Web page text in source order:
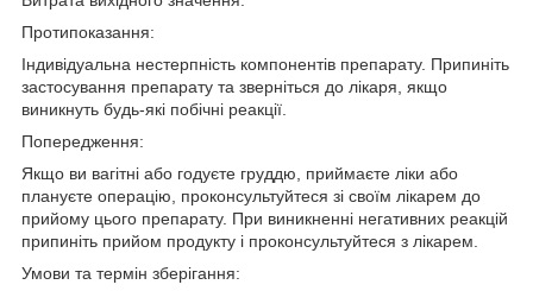
Протипоказання:
Індивідуальна нестерпність компонентів препарату. Припиніть
застосування препарату та зверніться до лікаря, якщо
виникнуть будь-які побічні реакції.
Попередження:
Якщо ви вагітні або годуєте груддю, приймаєте ліки або
плануєте операцію, проконсультуйтеся зі своїм лікарем до
прийому цього препарату. При виникненні негативних реакцій
припиніть прийом продукту і проконсультуйтеся з лікарем.
Умови та термін зберігання: